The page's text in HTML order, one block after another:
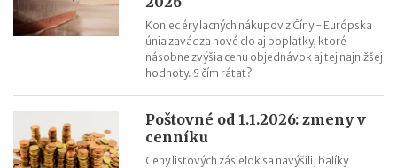
Koniec éry lacných nákupov z Číny - Európska
únia zavádza nové clo aj poplatky, ktoré
násobne zvýšia cenu objednávok aj tej najnižšej
hodnoty. S čím rátať?
Poštovné od 1.1.2026: zmeny v
cenníku
Ceny listových zásielok sa navýšili, balíky